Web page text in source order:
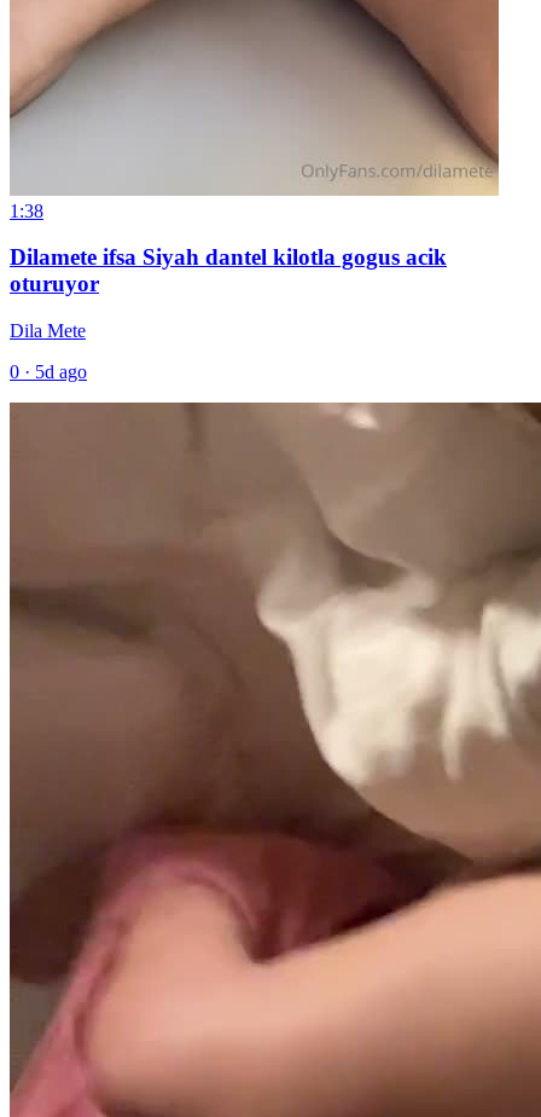
1:38
Dilamete ifsa Siyah dantel kilotla gogus acik
oturuyor
Dila Mete
0 · 5d ago